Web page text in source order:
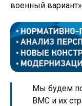
военный
Мы будем
ВМС и их